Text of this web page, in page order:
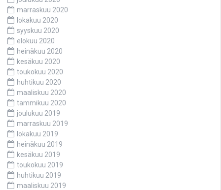
marraskuu 2020
lokakuu 2020
syyskuu 2020
elokuu 2020
heinäkuu 2020
kesäkuu 2020
toukokuu 2020
huhtikuu 2020
maaliskuu 2020
tammikuu 2020
joulukuu 2019
marraskuu 2019
lokakuu 2019
heinäkuu 2019
kesäkuu 2019
toukokuu 2019
huhtikuu 2019
maaliskuu 2019